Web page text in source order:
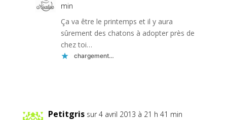
min
Ça va être le printemps et il y aura
sûrement des chatons à adopter près de
chez toi…
chargement…
Petitgris sur 4 avril 2013 à 21 h 41 min